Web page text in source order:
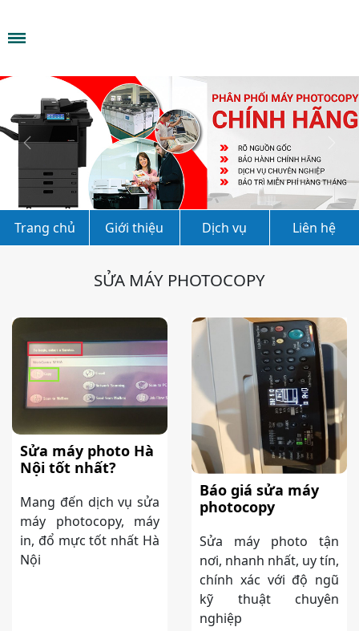
Previous
Trang chủ Giới thiệu Dịch vụ Liên hệ
SỬA MÁY PHOTOCOPY
Sửa máy photo Hà
Nội tốt nhất?
Mang đến dịch vụ sửa
máy photocopy, máy
in, đổ mực tốt nhất Hà
Nội
Báo giá sửa máy
photocopy
Sửa máy photo tận
nơi, nhanh nhất, uy tín,
chính xác với độ ngũ
kỹ thuật chuyên
nghiệp